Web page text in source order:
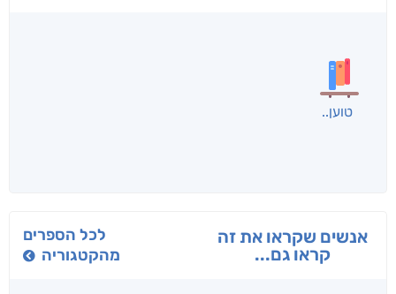
בפנוכו
חני שאטן
תרדמת
א. פ.